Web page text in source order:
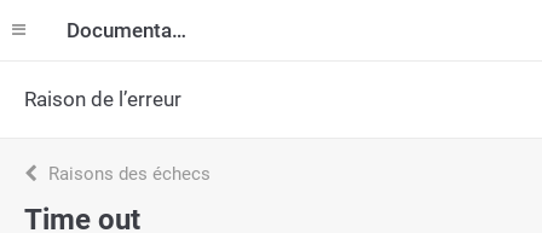
Documentation
Raison de l’erreur
Raisons des échecs
Time out